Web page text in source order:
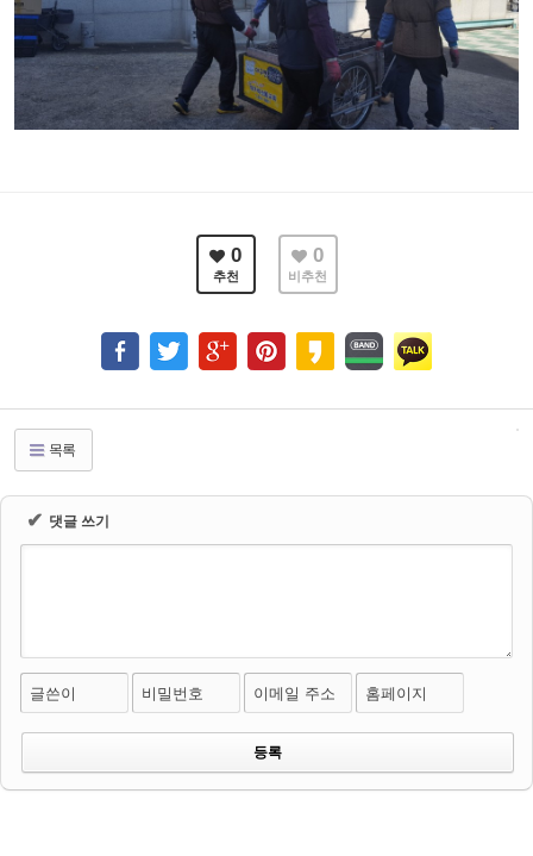
0
추천
0
비추천
목록
✔ 댓글 쓰기
글쓴이 비밀번호 이메일 주소 홈페이지